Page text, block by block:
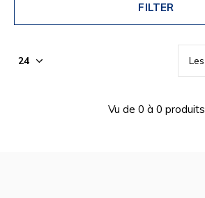
FILTER
Vu de 0 à 0 produits